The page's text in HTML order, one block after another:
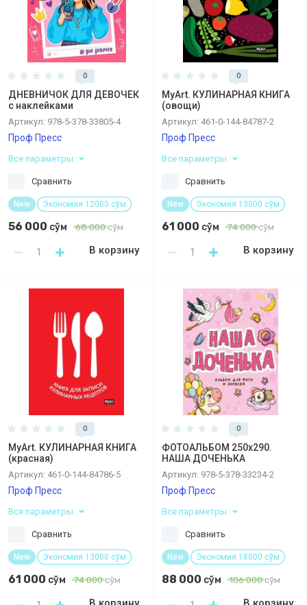
0
ДНЕВНИЧОК ДЛЯ ДЕВОЧЕК
с наклейками
Артикул: 978-5-378-33805-4
Проф Пресс
Все параметры
Сравнить
New Экономия 12000 сўм
56 000 сўм 68 000сўм
В корзину
0
MyArt. КУЛИНАРНАЯ КНИГА
(овощи)
Артикул: 461-0-144-84787-2
Проф Пресс
Все параметры
Сравнить
New Экономия 13000 сўм
61 000 сўм 74 000сўм
В корзину
0
MyArt. КУЛИНАРНАЯ КНИГА
(красная)
Артикул: 461-0-144-84786-5
Проф Пресс
Все параметры
Сравнить
New Экономия 13000 сўм
61 000 сўм 74 000сўм
0
ФОТОАЛЬБОМ 250х290.
НАША ДОЧЕНЬКА
Артикул: 978-5-378-33234-2
Проф Пресс
Все параметры
Сравнить
New Экономия 18000 сўм
88 000 сўм 106 000сўм